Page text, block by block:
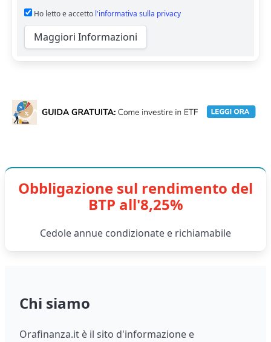
Ho letto e accetto l'informativa sulla privacy
Maggiori Informazioni
Obbligazione sul rendimento del
BTP all'8,25%
Cedole annue condizionate e richiamabile
Chi siamo
Orafinanza.it è il sito d'informazione e